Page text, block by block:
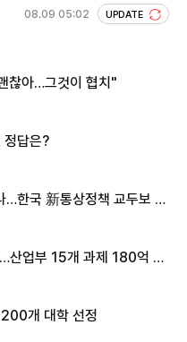
08.09 05:02 UPDATE
찮아…그것이 협치"
정답은?
…한국 新통상정책 교두보 활
산업부 15개 과제 180억 지
개 대학 선정